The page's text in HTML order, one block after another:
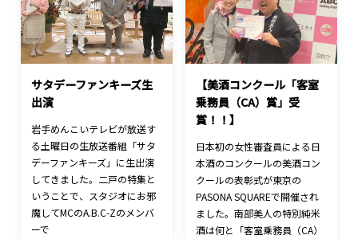
サタデーファンキーズ生
出演
岩手めんこいテレビが放送す
る土曜日の生放送番組「サタ
デーファンキーズ」に生出演
してきました。二戸の特集と
いうことで、スタジオにお邪
魔してMCのA.B.C-Zのメンバ
ーで
【美酒コンクール「客室
乗務員（CA）賞」受
賞！！】
日本初の女性審査員による日
本酒のコンクールの美酒コン
クールの表彰式が東京の
PASONA SQUAREで開催され
ました。南部美人の特別純米
酒は何と「客室乗務員（CA）